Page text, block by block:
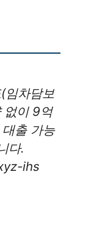
임차담보
없이 9억
출 가능
다.
ihs